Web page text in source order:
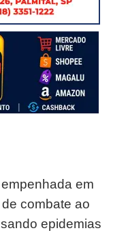
em
combate ao
epidemias